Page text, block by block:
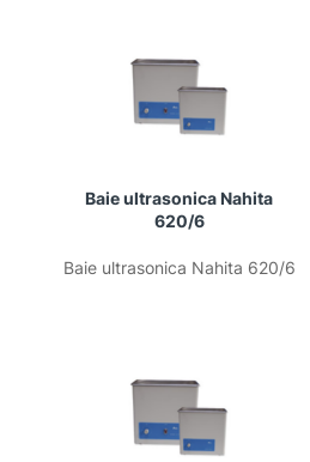
Baie ultrasonica Nahita
620/6
Baie ultrasonica Nahita 620/6